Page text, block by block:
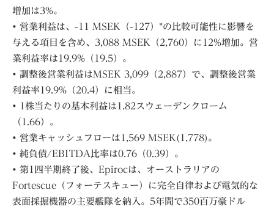
増加は3%。
• 営業利益は、-11 MSEK（-127）*の比較可能性に影響を
与える項目を含め、3,088 MSEK（2,760）に12%増加。営
業利益率は19.9%（19.5）。
• 調整後営業利益はMSEK 3,099（2,887）で、調整後営業
利益率19.9%（20.4）に相当。
• 1株当たりの基本利益は1.82スウェーデンクローム
（1.66）。
• 営業キャッシュフローは1,569 MSEK(1,778)。
• 純負債/EBITDA比率は0.76（0.39）。
• 第1四半期終了後、Epirocは、オーストラリアの
Fortescue（フォーテスキュー）に完全自律および電気的な
表面採掘機器の主要艦隊を納入。5年間で350百万豪ドル